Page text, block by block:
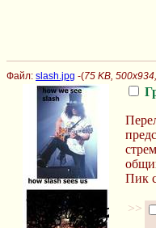
Файл: slash.jpg -(75 KB,
Пик
>>